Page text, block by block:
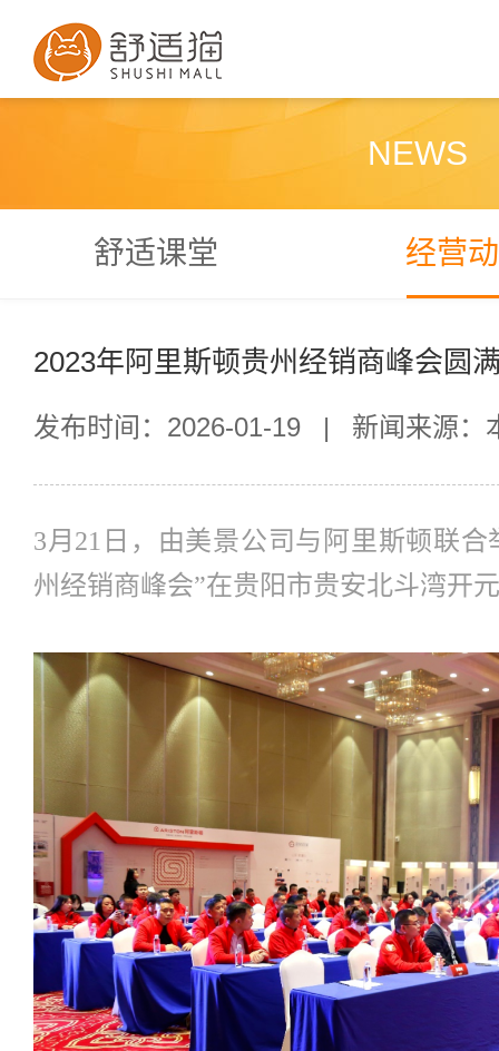
NEWS
舒适课堂 经营
2023年阿里斯顿贵州经销商峰会圆
发布时间：2026-01-19 | 新闻来源：
3月21日，由美景公司与阿里斯顿联合
州经销商峰会”在贵阳市贵安北斗湾开